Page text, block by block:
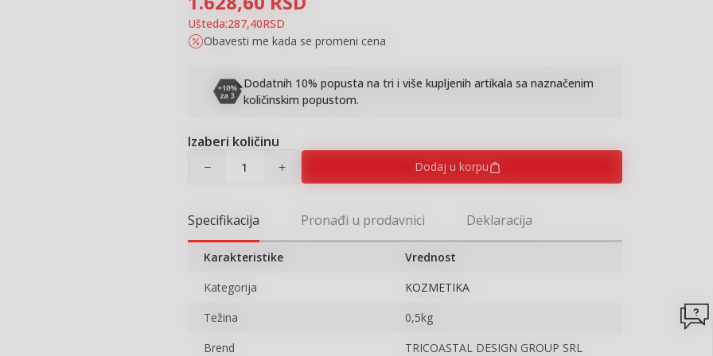
Ušteda:287,40RSD
Obavesti me kada se promeni cena
Dodatnih 10% popusta na tri i više kupljenih artikala sa naznačenim
količinskim popustom.
Izaberi količinu
Dodaj u korpu
Specifikacija Pronađi u prodavnici Deklaracija
Karakteristike
Vrednost
Kategorija
KOZMETIKA
Težina
0,5kg
Brend
TRICOASTAL DESIGN GROUP SRL